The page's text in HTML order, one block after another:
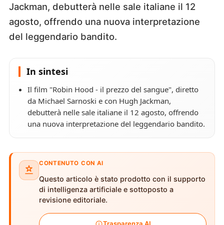
Jackman, debutterà nelle sale italiane il 12
agosto, offrendo una nuova interpretazione
del leggendario bandito.
In sintesi
Il film "Robin Hood - il prezzo del sangue", diretto
da Michael Sarnoski e con Hugh Jackman,
debutterà nelle sale italiane il 12 agosto, offrendo
una nuova interpretazione del leggendario bandito.
CONTENUTO CON AI
Questo articolo è stato prodotto con il supporto
di intelligenza artificiale e sottoposto a
revisione editoriale.